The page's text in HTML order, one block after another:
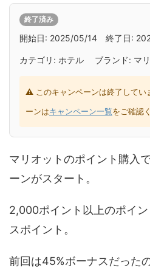
終了済み
開始日: 2025/05/14 終了日:
カテゴリ: ホテル ブランド: マリ
⚠ このキャンペーンは終了してい
ーンはキャンペーン一覧をご確認
マリオットのポイント購入
ーンがスタート。
2,000ポイント以上のポイ
スポイント。
前回は45%ボーナスだった